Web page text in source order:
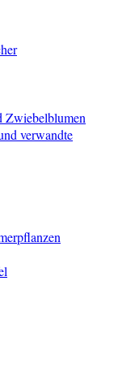
Zwiebelblumen
verwandte